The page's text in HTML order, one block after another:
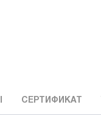
СЕРТИФИКАТ